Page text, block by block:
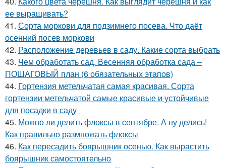
ее выращивать?
41. Сорта моркови для подзимнего посева. Что даёт
осенний посев моркови
42. Расположение деревьев в саду. Какие сорта выбрать
43. Чем обработать сад. Весенняя обработка сада –
ПОШАГОВЫЙ план (6 обязательных этапов)
44. Гортензия метельчатая самая красивая. Сорта
гортензии метельчатой самые красивые и устойчивые
для посадки в саду
45. Можно ли делить флоксы в сентябре. А ну делись!
Как правильно размножать флоксы
46. Как пересадить боярышник осенью. Как вырастить
боярышник самостоятельно